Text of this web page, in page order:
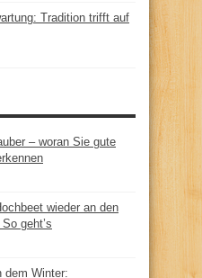
Tradition trifft auf
– woran Sie gute
wieder an den
geht’s
dem Winter: